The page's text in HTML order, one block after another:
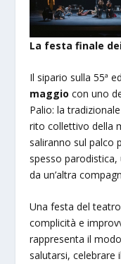
La festa finale
Il sipario sulla 55ª
maggio con uno
Palio: la
rito collettivo della
saliranno sul palco
spesso
da un’altra
Una festa del
complicità e
rappresenta il
salutarsi, celebrare